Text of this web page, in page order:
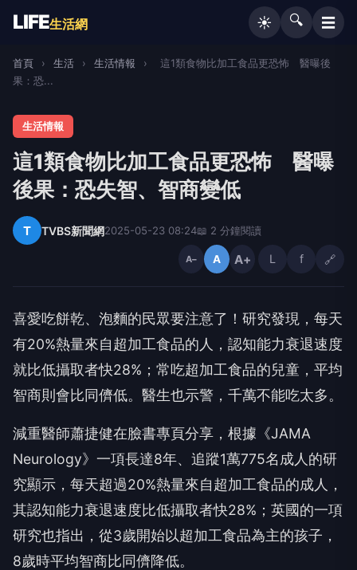
LIFE生活網 ☀️ 🔍 ☰
首頁 › 生活 › 生活情報 ›
這1類食物比加工食品更恐怖 醫曝後
果：恐...
生活情報
這1類食物比加工食品更恐怖 醫曝
後果：恐失智、智商變低
T TVBS新聞網2025-05-23 08:24📖 2 分鐘閱讀
A− A A+ L f 🔗
喜愛吃餅乾、泡麵的民眾要注意了！研究發現，每天
有20%熱量來自超加工食品的人，認知能力衰退速度
就比低攝取者快28%；常吃超加工食品的兒童，平均
智商則會比同儕低。醫生也示警，千萬不能吃太多。
減重醫師蕭捷健在臉書專頁分享，根據《JAMA
Neurology》一項長達8年、追蹤1萬775名成人的研
究顯示，每天超過20%熱量來自超加工食品的成人，
其認知能力衰退速度比低攝取者快28%；英國的一項
研究也指出，從3歲開始以超加工食品為主的孩子，
8歲時平均智商比同儕降低。